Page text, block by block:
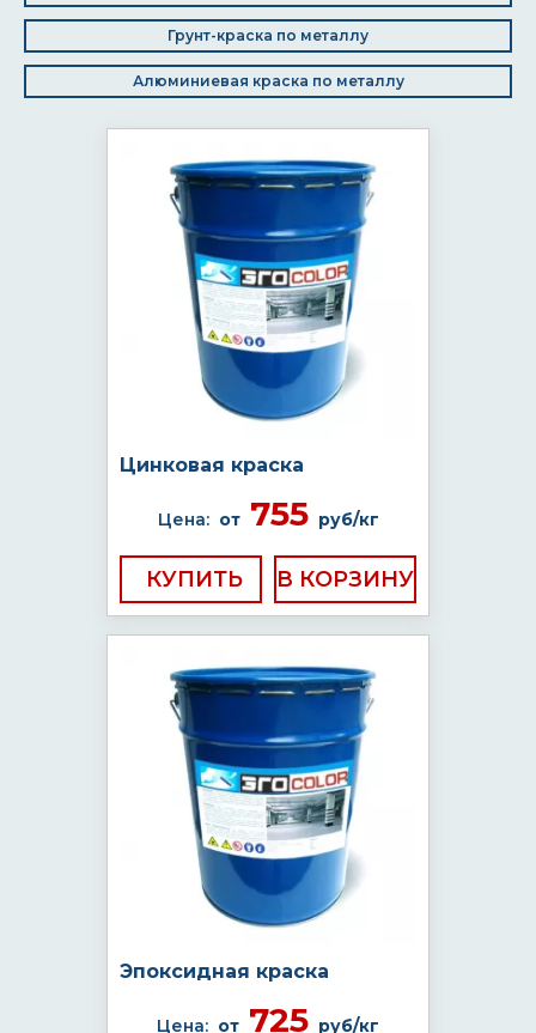
Грунт-краска по металлу
Алюминиевая краска по металлу
Цинковая краска
Цена: от755 руб/кг
КУПИТЬ
Эпоксидная краска
Цена: от 725 руб/кг